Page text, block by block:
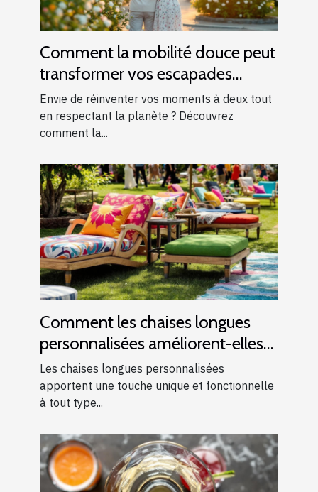
Comment la mobilité douce peut
transformer vos escapades
romantiques ?
Envie de réinventer vos moments à deux tout
en respectant la planète ? Découvrez
comment la...
Comment les chaises longues
personnalisées améliorent-elles
les événements ?
Les chaises longues personnalisées
apportent une touche unique et fonctionnelle
à tout type...